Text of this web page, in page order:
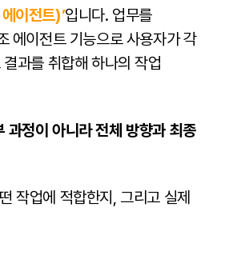
이전트)’입니다. 업무를
에이전트 기능으로 사용자가 각
과를 취합해 하나의 작업
과정이 아니라 전체 방향과 최종
업에 적합한지, 그리고 실제